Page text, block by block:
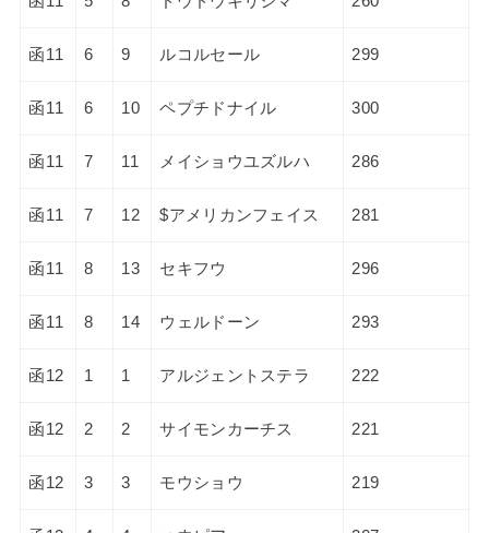
函11 6 9 ルコルセール 299
函11 6 10 ペプチドナイル 300
函11 7 11 メイショウユズルハ 286
函11 7 12 $アメリカンフェイス 281
函11 8 13 セキフウ 296
函11 8 14 ウェルドーン 293
函12 1 1 アルジェントステラ 222
函12 2 2 サイモンカーチス 221
函12 3 3 モウショウ 219